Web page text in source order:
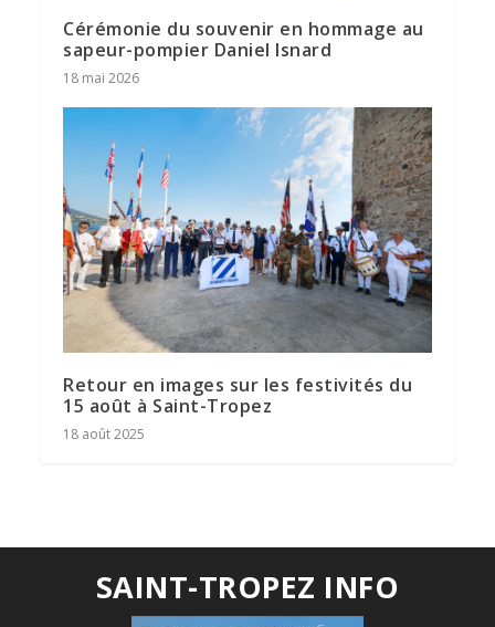
Cérémonie du souvenir en hommage au
sapeur-pompier Daniel Isnard
18 mai 2026
Retour en images sur les festivités du
15 août à Saint-Tropez
18 août 2025
SAINT-TROPEZ INFO